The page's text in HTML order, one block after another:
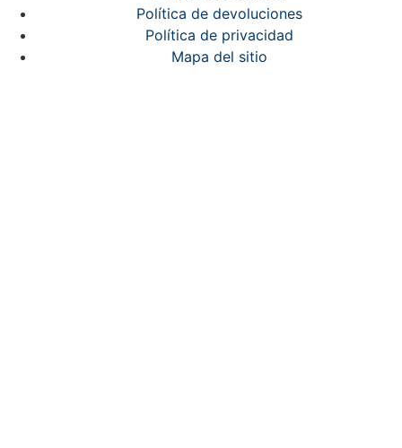
Política de devoluciones
Política de privacidad
Mapa del sitio